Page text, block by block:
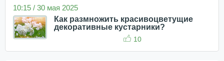
10:15 / 30 мая 2025
Как размножить красивоцветущие
декоративные кустарники?
10